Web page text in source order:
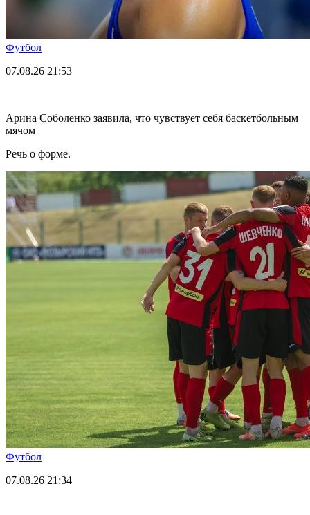
Футбол
07.08.26 21:53
Арина Соболенко заявила, что чувствует себя баскетбольным
мячом
Речь о форме.
Футбол
07.08.26 21:34